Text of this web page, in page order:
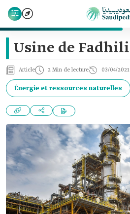
Usine de Fadhili
Article 2 Min de lecture 03/04/2021
Énergie et ressources naturelles